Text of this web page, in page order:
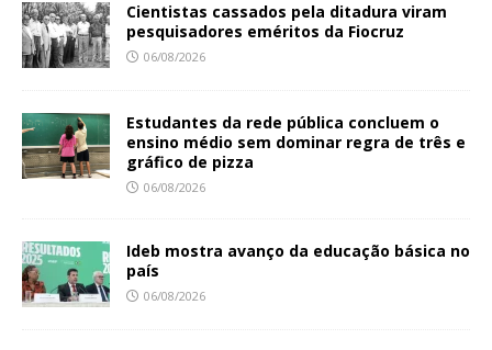
Cientistas cassados pela ditadura viram
pesquisadores eméritos da Fiocruz
06/08/2026
Estudantes da rede pública concluem o
ensino médio sem dominar regra de três e
gráfico de pizza
06/08/2026
Ideb mostra avanço da educação básica no
país
06/08/2026